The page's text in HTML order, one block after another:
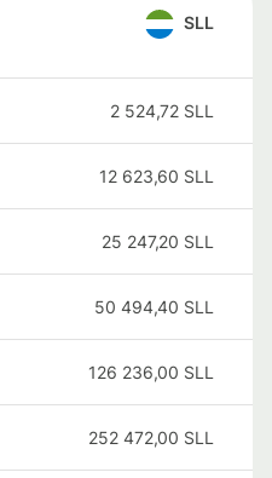
SLL
2 524,72 SLL
12 623,60 SLL
25 247,20 SLL
50 494,40 SLL
126 236,00 SLL
252 472,00 SLL